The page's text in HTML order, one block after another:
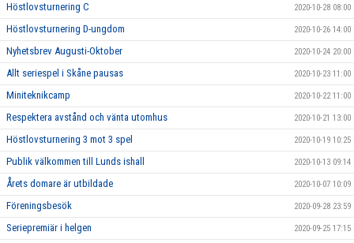
Höstlovsturnering C 2020-10-28 08:00
Höstlovsturnering D-ungdom 2020-10-26 14:00
Nyhetsbrev Augusti-Oktober 2020-10-24 20:00
Allt seriespel i Skåne pausas 2020-10-23 11:00
Miniteknikcamp 2020-10-22 11:00
Respektera avstånd och vänta utomhus 2020-10-21 13:00
Höstlovsturnering 3 mot 3 spel 2020-10-19 10:25
Publik välkommen till Lunds ishall 2020-10-13 09:14
Årets domare är utbildade 2020-10-07 10:09
Föreningsbesök 2020-09-28 23:59
Seriepremiär i helgen 2020-09-25 17:15